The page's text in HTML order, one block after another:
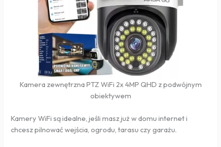
Kamera zewnętrzna PTZ WiFi 2x 4MP QHD z podwójnym
obiektywem
Kamery WiFi są idealne, jeśli masz już w domu internet i
chcesz pilnować wejścia, ogrodu, tarasu czy garażu.